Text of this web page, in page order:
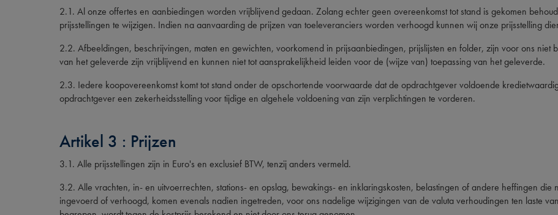
2.1. Al onze offertes en aanbiedingen worden vrijblijvend gedaan. Zolang echter geen overeenkomst tot stand is gekomen
prijsstellingen te wijzigen. Indien na aanvaarding de prijzen van toeleveranciers worden verhoogd kunnen wij onze prijsstelling
2.2. Afbeeldingen, beschrijvingen, maten en gewichten, voorkomend in prijsaanbiedingen, prijslijsten en folder, zijn voor ons niet
van het geleverde zijn vrijblijvend en kunnen niet tot aansprakelijkheid leiden voor de (wijze van) toepassing van het geleverde.
2.3. Iedere koopovereenkomst komt tot stand onder de opschortende voorwaarde dat de opdrachtgever voldoende
opdrachtgever een zekerheidsstelling voor tijdige en algehele voldoening van zijn verplichtingen te vorderen.
Artikel 3 : Prijzen
3.1. Alle prijsstellingen zijn in Euro's en exclusief BTW, tenzij anders vermeld.
3.2. Alle vrachten, in- en uitvoerrechten, stations- en opslag, bewakings- en inklaringskosten, belastingen of andere heffingen die
ingevoerd of verhoogd, komen evenals nadien ingetreden, voor ons nadelige wijzigingen van de valuta verhoudingen ten laste